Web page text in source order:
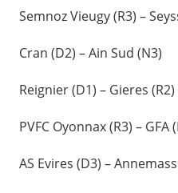
Semnoz Vieugy (R3) –
Cran (D2) – Ain Sud (N3)
Reignier (D1) – Gieres (R2)
PVFC Oyonnax (R3) – GFA
AS Evires (D3) –